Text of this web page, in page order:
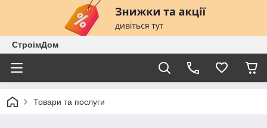
СтроімДом
Товари та послуги